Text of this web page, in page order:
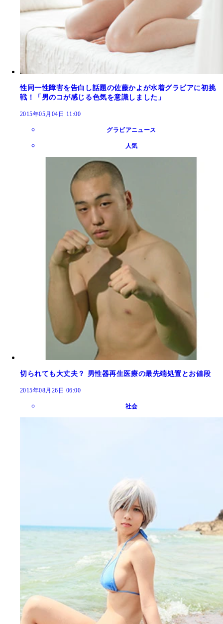
性同一性障害を告白し話題の佐藤かよが水着グラビアに初挑
戦！「男のコが感じる色気を意識しました」
2015年05月04日 11:00
グラビアニュース
人気
切られても大丈夫？ 男性器再生医療の最先端処置とお値段
2015年08月26日 06:00
社会